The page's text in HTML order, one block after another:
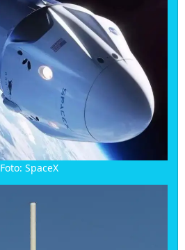
Foto: SpaceX